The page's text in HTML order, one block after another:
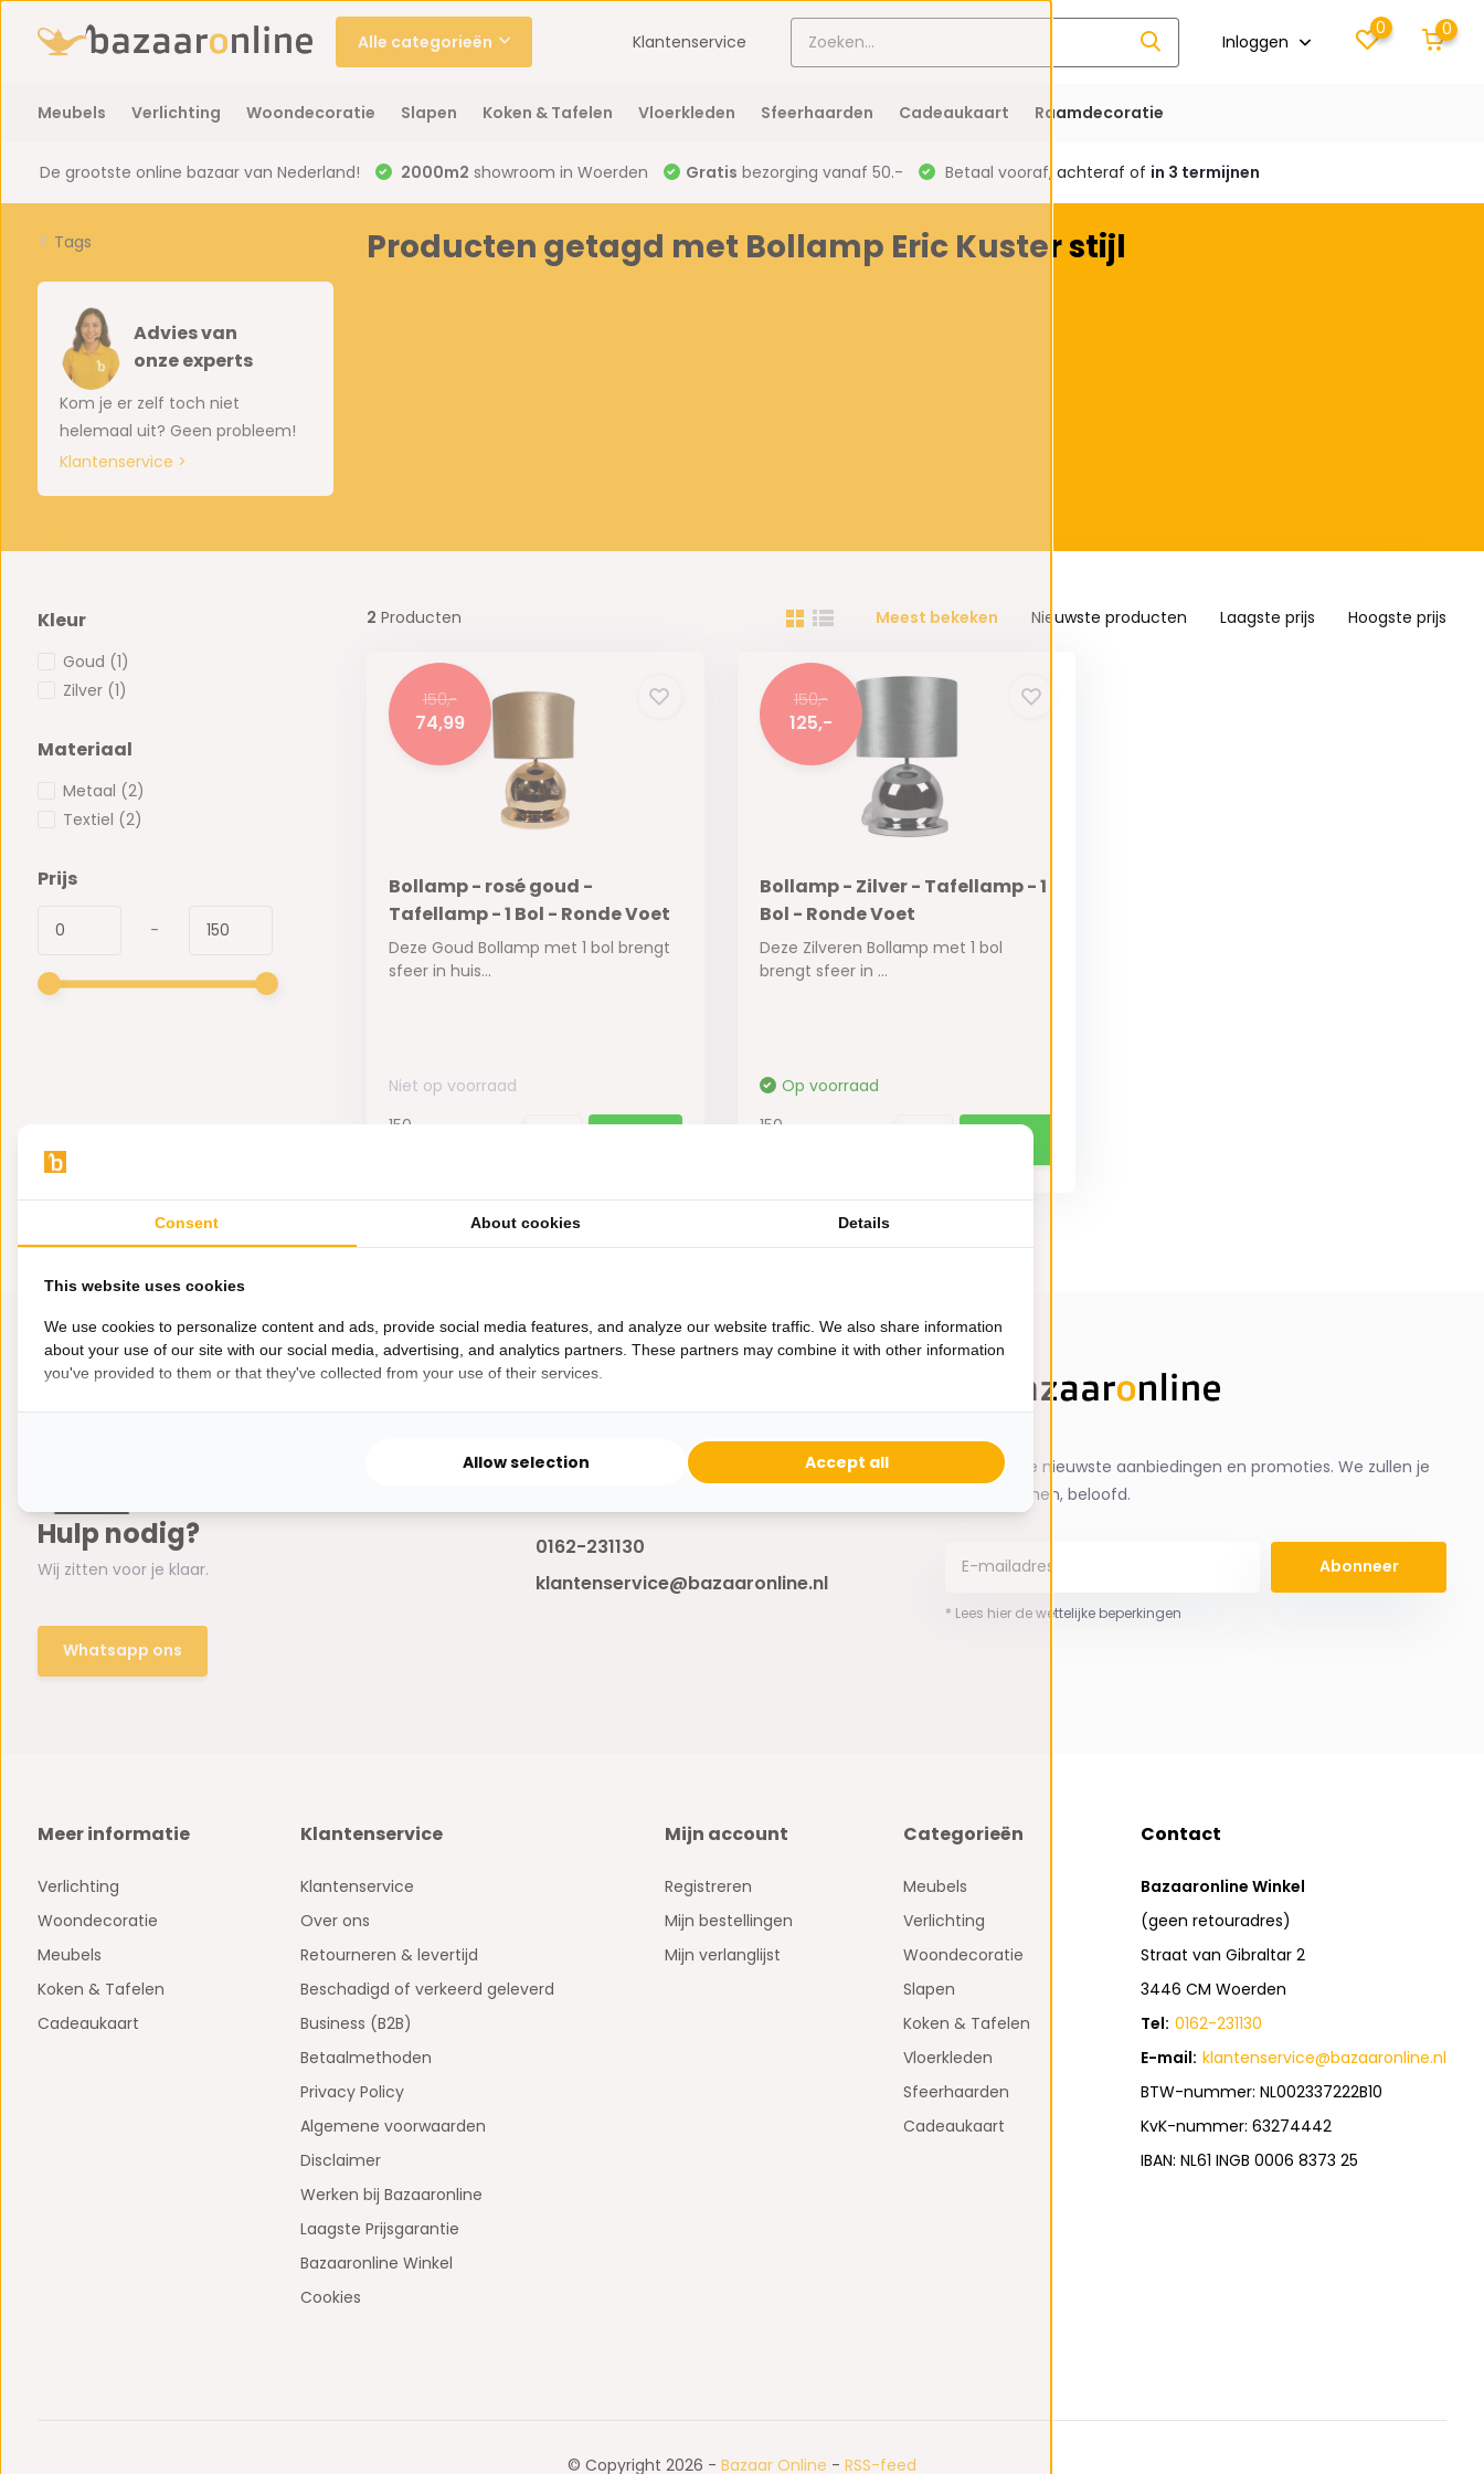
Alle categorieën Klantenservice Inloggen
0 0
Meubels Verlichting Woondecoratie Slapen Koken & Tafelen Vloerkleden Sfeerhaarden Cadeaukaart Raamdecoratie
De grootste online bazaar van Nederland! 2000m2 showroom in Woerden Gratis bezorging vanaf 50.- Betaal vooraf, achteraf of in 3 termijnen
Tags
Advies van
onze experts
Kom je er zelf toch niet
helemaal uit? Geen probleem!
Klantenservice >
Producten getagd met Bollamp Eric Kuster stijl
Kleur
Goud (1)
Zilver (1)
Materiaal
Metaal (2)
Textiel (2)
Prijs
-
2 Producten Meest bekeken Nieuwste producten Laagste prijs Hoogste prijs
150,-
74,99
Bollamp - rosé goud -
Tafellamp - 1 Bol - Ronde Voet
Deze Goud Bollamp met 1 bol brengt
sfeer in huis...
Niet op voorraad
150,-
150,-
125,-
Bollamp - Zilver - Tafellamp - 1
Bol - Ronde Voet
Deze Zilveren Bollamp met 1 bol
brengt sfeer in ...
Op voorraad
150,-
Hulp nodig?
Wij zitten voor je klaar.
Whatsapp ons
Heb je een vraag?
Bereikbaar van ma - vr 10:00 tot 17:00
0162-231130
klantenservice@bazaaronline.nl
Ontvang de nieuwste aanbiedingen en promoties. We zullen je
niet spammen, beloofd.
Abonneer
* Lees hier de wettelijke beperkingen
Meer informatie
Verlichting
Woondecoratie
Meubels
Koken & Tafelen
Cadeaukaart
Klantenservice
Klantenservice
Over ons
Retourneren & levertijd
Beschadigd of verkeerd geleverd
Business (B2B)
Betaalmethoden
Privacy Policy
Algemene voorwaarden
Disclaimer
Werken bij Bazaaronline
Laagste Prijsgarantie
Bazaaronline Winkel
Cookies
Mijn account
Registreren
Mijn bestellingen
Mijn verlanglijst
Categorieën
Meubels
Verlichting
Woondecoratie
Slapen
Koken & Tafelen
Vloerkleden
Sfeerhaarden
Cadeaukaart
Contact
Bazaaronline Winkel
(geen retouradres)
Straat van Gibraltar 2
3446 CM Woerden
Tel: 0162-231130
E-mail: klantenservice@bazaaronline.nl
BTW-nummer: NL002337222B10
KvK-nummer: 63274442
IBAN: NL61 INGB 0006 8373 25
© Copyright 2026 - Bazaar Online - RSS-feed
Consent About cookies Details
This website uses cookies
We use cookies to personalize content and ads, provide social media features, and analyze our website traffic. We also share information
about your use of our site with our social media, advertising, and analytics partners. These partners may combine it with other information
you've provided to them or that they've collected from your use of their services.
Allow selection Accept all